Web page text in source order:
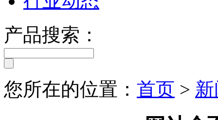
产品搜索：
您所在的位置： 首页 >